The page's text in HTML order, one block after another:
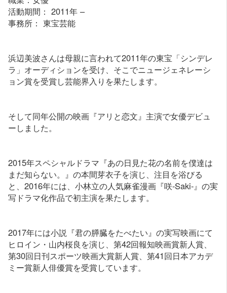
活動期間： 2011年 –
事務所： 東宝芸能
浜辺美波さんは母親に言われて2011年の東宝「シンデレ
ラ」オーディションを受け、そこでニュージェネレーシ
ョン賞を受賞し芸能界入りを果たします。
そして同年公開の映画『アリと恋文』主演で女優デビュ
ーしました。
2015年スペシャルドラマ『あの日見た花の名前を僕達は
まだ知らない。』の本間芽衣子を演じ、注目を浴びる
と、2016年には、小林立の人気麻雀漫画『咲-Saki-』の実
写ドラマ化作品で初主演を果たします。
2017年には小説『君の膵臓をたべたい』の実写映画にて
ヒロイン・山内桜良を演じ、第42回報知映画賞新人賞、
第30回日刊スポーツ映画大賞新人賞、第41回日本アカデ
ミー賞新人俳優賞を受賞しています。